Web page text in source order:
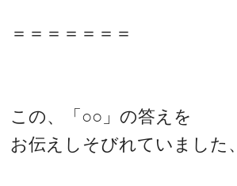
＝＝＝＝＝＝＝
この、「○○」の答えを
お伝えしそびれていました